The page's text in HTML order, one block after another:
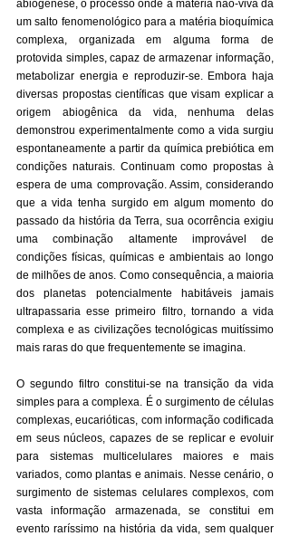
abiogênese, o processo onde a matéria não-viva dá
um salto fenomenológico para a matéria bioquímica
complexa, organizada em alguma forma de
protovida simples, capaz de armazenar informação,
metabolizar energia e reproduzir-se. Embora haja
diversas propostas científicas que visam explicar a
origem abiogênica da vida, nenhuma delas
demonstrou experimentalmente como a vida surgiu
espontaneamente a partir da química prebiótica em
condições naturais. Continuam como propostas à
espera de uma comprovação. Assim, considerando
que a vida tenha surgido em algum momento do
passado da história da Terra, sua ocorrência exigiu
uma combinação altamente improvável de
condições físicas, químicas e ambientais ao longo
de milhões de anos. Como consequência, a maioria
dos planetas potencialmente habitáveis jamais
ultrapassaria esse primeiro filtro, tornando a vida
complexa e as civilizações tecnológicas muitíssimo
mais raras do que frequentemente se imagina.
O segundo filtro constitui-se na transição da vida
simples para a complexa. É o surgimento de células
complexas, eucarióticas, com informação codificada
em seus núcleos, capazes de se replicar e evoluir
para sistemas multicelulares maiores e mais
variados, como plantas e animais. Nesse cenário, o
surgimento de sistemas celulares complexos, com
vasta informação armazenada, se constitui em
evento raríssimo na história da vida, sem qualquer